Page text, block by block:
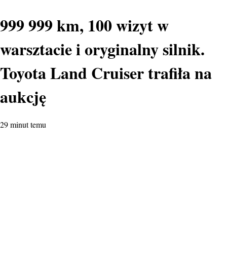
999 999 km, 100 wizyt w
warsztacie i oryginalny silnik.
Toyota Land Cruiser trafiła na
aukcję
29 minut temu